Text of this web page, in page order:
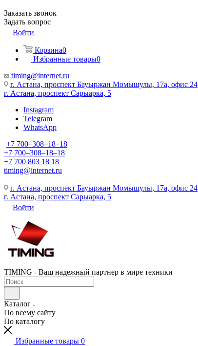
Заказать звонок
Задать вопрос
Войти
Корзина0
Избранные товары0
timing@internet.ru
г. Астана, проспект Бауыржан Момышулы, 17а, офис 24
г. Астана, проспект Сарыарка, 5
Instagram
Telegram
WhatsApp
+7 700‒308‒18‒18
+7 700‒308‒18‒18
+7 700 803 18 18
timing@internet.ru
г. Астана, проспект Бауыржан Момышулы, 17а, офис 24
г. Астана, проспект Сарыарка, 5
Войти
TIMING - Ваш надежный партнер в мире техники
Каталог
По всему сайту
По каталогу
Избранные товары 0